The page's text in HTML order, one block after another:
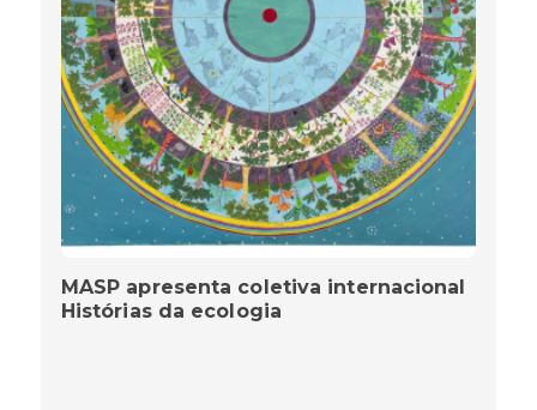
MASP apresenta coletiva internacional
Histórias da ecologia